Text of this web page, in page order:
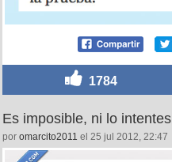
1784
Es imposible, ni lo intentes
por omarcito2011 el 25 jul 2012, 22:47